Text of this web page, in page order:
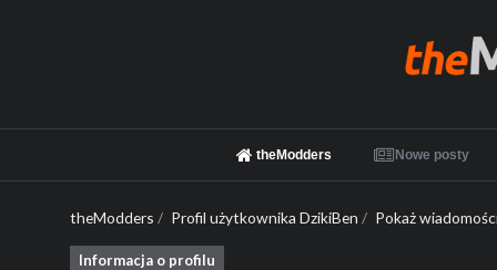
theModders Nowe posty
theModders / Profil użytkownika DzikiBen / Pokaż
Informacja o profilu